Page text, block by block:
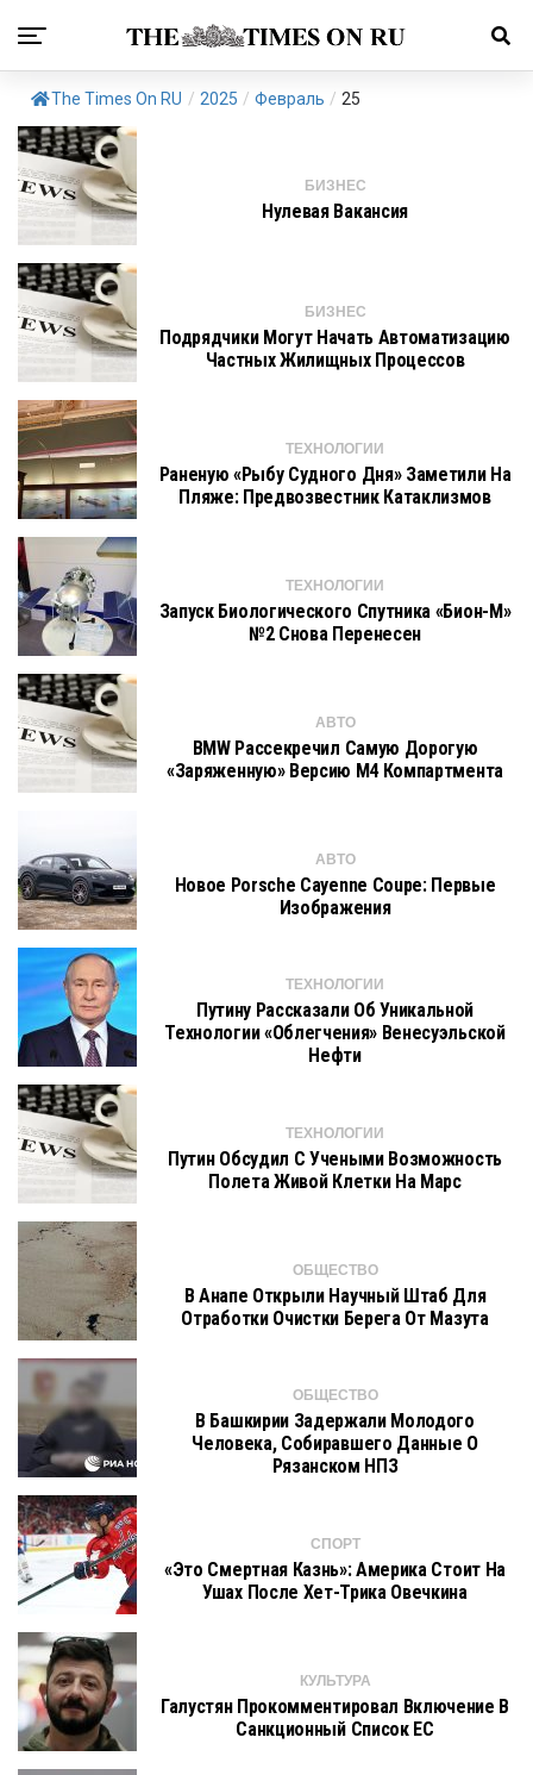
The Times On RU / 2025 / Февраль / 25
БИЗНЕС
Нулевая Вакансия
БИЗНЕС
Подрядчики Могут Начать Автоматизацию
Частных Жилищных Процессов
ТЕХНОЛОГИИ
Раненую «рыбу Судного Дня» Заметили На
Пляже: Предвозвестник Катаклизмов
ТЕХНОЛОГИИ
Запуск Биологического Спутника «Бион-М»
№2 Снова Перенесен
АВТО
BMW Рассекречил Самую Дорогую
«заряженную» Версию M4 Компартмента
АВТО
Новое Porsche Cayenne Coupe: Первые
Изображения
ТЕХНОЛОГИИ
Путину Рассказали Об Уникальной
Технологии «облегчения» Венесуэльской
Нефти
ТЕХНОЛОГИИ
Путин Обсудил С Учеными Возможность
Полета Живой Клетки На Марс
ОБЩЕСТВО
В Анапе Открыли Научный Штаб Для
Отработки Очистки Берега От Мазута
ОБЩЕСТВО
В Башкирии Задержали Молодого
Человека, Собиравшего Данные О
Рязанском НПЗ
СПОРТ
«Это Смертная Казнь»: Америка Стоит На
Ушах После Хет-Трика Овечкина
КУЛЬТУРА
Галустян Прокомментировал Включение В
Санкционный Список ЕС